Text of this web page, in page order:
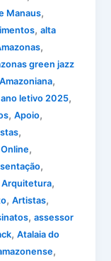
Manaus,
,alta
,
green jazz
Amazoniana,
ano letivo 2025,
,Apoio,
,
,
,
Arquitetura,
,Artistas,
,assessor
,Atalaia do
,